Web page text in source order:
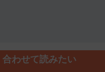
合わせて読みたい